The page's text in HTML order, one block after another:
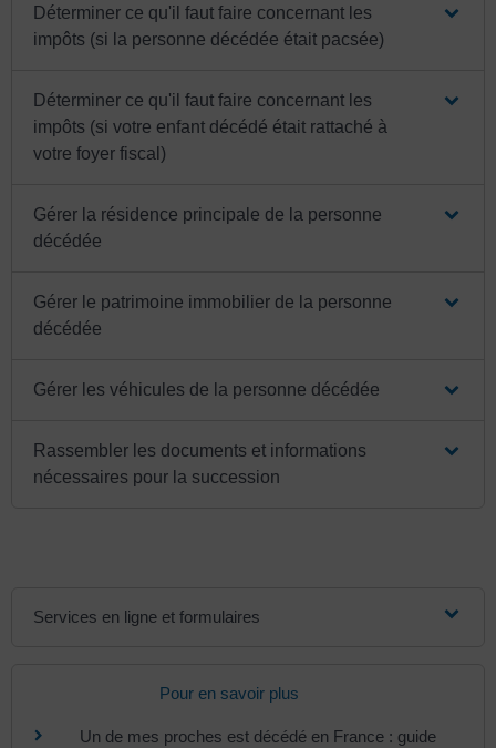
Déterminer ce qu'il faut faire concernant les
impôts (si la personne décédée était pacsée)
Déterminer ce qu'il faut faire concernant les
impôts (si votre enfant décédé était rattaché à
votre foyer fiscal)
Gérer la résidence principale de la personne
décédée
Gérer le patrimoine immobilier de la personne
décédée
Gérer les véhicules de la personne décédée
Rassembler les documents et informations
nécessaires pour la succession
Services en ligne et formulaires
Pour en savoir plus
Un de mes proches est décédé en France : guide